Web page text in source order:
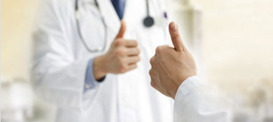
(6）微创重睑（双眼皮）小眼开